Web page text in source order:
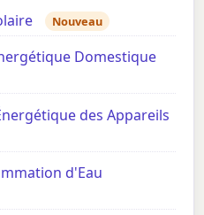
Nouveau
Domestique
des Appareils
d'Eau